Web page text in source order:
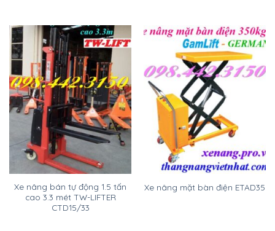
Xe nâng bán tự động 1.5 tấn
cao 3.3 mét TW-LIFTER
CTD15/33
Xe nâng mặt bàn điện ETAD35